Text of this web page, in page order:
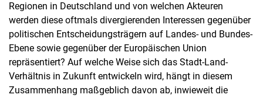
Regionen in Deutschland und von welchen Akteuren
werden diese oftmals divergierenden Interessen gegenüber
politischen Entscheidungsträgern auf Landes- und Bundes-
Ebene sowie gegenüber der Europäischen Union
repräsentiert? Auf welche Weise sich das Stadt-Land-
Verhältnis in Zukunft entwickeln wird, hängt in diesem
Zusammenhang maßgeblich davon ab, inwieweit die